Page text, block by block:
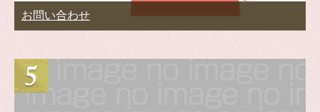
お問い合わせ